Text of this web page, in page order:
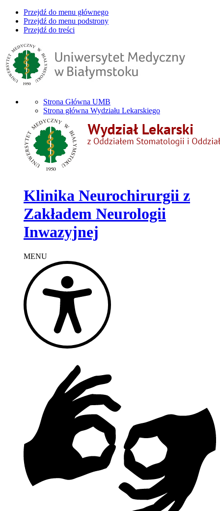
Przejdź do menu głównego
Przejdź do menu podstrony
Przejdź do treści
Strona Główna UMB
Strona główna Wydziału Lekarskiego
Klinika Neurochirurgii z
Zakładem Neurologii
Inwazyjnej
MENU